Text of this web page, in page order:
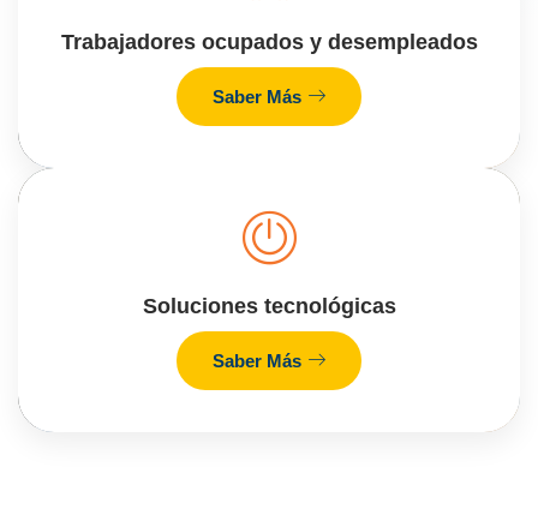
Trabajadores ocupados y desempleados
Saber Más
Soluciones tecnológicas
Saber Más